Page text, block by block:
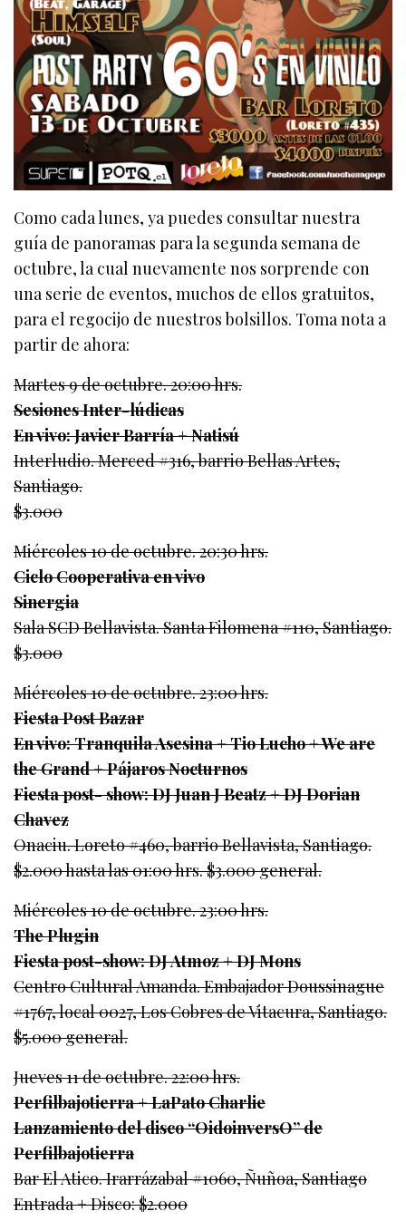
Como cada lunes, ya puedes consultar nuestra
guía de panoramas para la segunda semana de
octubre, la cual nuevamente nos sorprende con
una serie de eventos, muchos de ellos gratuitos,
para el regocijo de nuestros bolsillos. Toma nota a
partir de ahora:
Martes 9 de octubre. 20:00 hrs.
Sesiones Inter-lúdicas
En vivo: Javier Barría + Natisú
Interludio. Merced #316, barrio Bellas Artes,
Santiago.
$3.000
Miércoles 10 de octubre. 20:30 hrs.
Ciclo Cooperativa en vivo
Sinergia
Sala SCD Bellavista. Santa Filomena #110, Santiago.
$3.000
Miércoles 10 de octubre. 23:00 hrs.
Fiesta Post Bazar
En vivo: Tranquila Asesina + Tio Lucho + We are
the Grand + Pájaros Nocturnos
Fiesta post- show: DJ Juan J Beatz + DJ Dorian
Chavez
Onaciu. Loreto #460, barrio Bellavista, Santiago.
$2.000 hasta las 01:00 hrs. $3.000 general.
Miércoles 10 de octubre. 23:00 hrs.
The Plugin
Fiesta post-show: DJ Atmoz + DJ Mons
Centro Cultural Amanda. Embajador Doussinague
#1767, local 0027, Los Cobres de Vitacura, Santiago.
$5.000 general.
Jueves 11 de octubre. 22:00 hrs.
Perfilbajotierra + LaPato Charlie
Lanzamiento del disco “OidoinversO” de
Perfilbajotierra
Bar El Atico. Irarrázabal #1060, Ñuñoa, Santiago
Entrada + Disco: $2.000